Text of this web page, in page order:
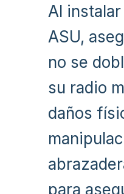
Al
ASU,
no se
su radio
daños
para